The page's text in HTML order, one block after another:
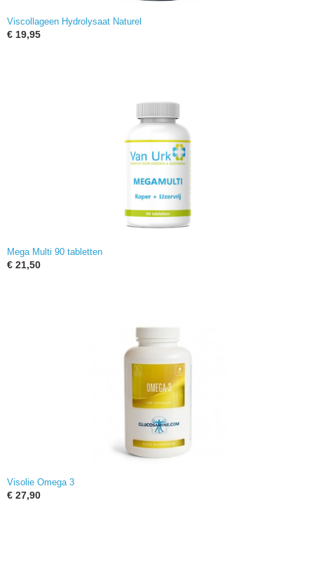
Viscollageen Hydrolysaat Naturel
€ 19,95
Mega Multi 90 tabletten
€ 21,50
Visolie Omega 3
€ 27,90